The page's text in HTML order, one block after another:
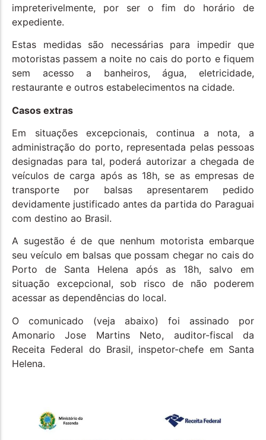
impreterivelmente, por ser o fim do horário de
expediente.
Estas medidas são necessárias para impedir que
motoristas passem a noite no cais do porto e fiquem
sem acesso a banheiros, água, eletricidade,
restaurante e outros estabelecimentos na cidade.
Casos extras
Em situações excepcionais, continua a nota, a
administração do porto, representada pelas pessoas
designadas para tal, poderá autorizar a chegada de
veículos de carga após as 18h, se as empresas de
transporte por balsas apresentarem pedido
devidamente justificado antes da partida do Paraguai
com destino ao Brasil.
A sugestão é de que nenhum motorista embarque
seu veículo em balsas que possam chegar no cais do
Porto de Santa Helena após as 18h, salvo em
situação excepcional, sob risco de não poderem
acessar as dependências do local.
O comunicado (veja abaixo) foi assinado por
Amonario Jose Martins Neto, auditor-fiscal da
Receita Federal do Brasil, inspetor-chefe em Santa
Helena.